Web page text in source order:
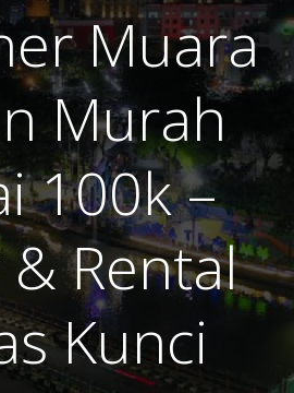
Muara
Murah
100k –
Rental
Kunci